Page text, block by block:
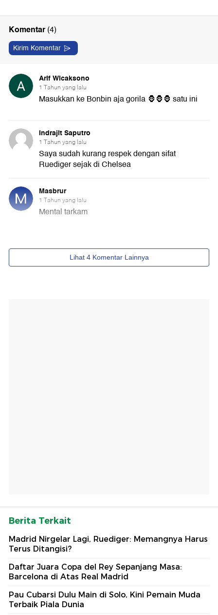
Berita Terkait
Madrid Nirgelar Lagi, Ruediger: Memangnya Harus
Terus Ditangisi?
Daftar Juara Copa del Rey Sepanjang Masa:
Barcelona di Atas Real Madrid
Pau Cubarsi Dulu Main di Solo, Kini Pemain Muda
Terbaik Piala Dunia